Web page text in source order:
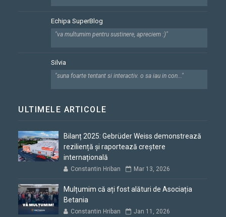
Echipa SuperBlog
"va multumim pentru sustinere, apreciem :)"
Silvia
"suna foarte tentant si interactiv. o sa iau in con..."
ULTIMELE ARTICOLE
Bilanț 2025: Gebrüder Weiss demonstrează
reziliență și raportează creștere
internațională
Constantin Hriban Mar 13, 2026
Mulțumim că ați fost alături de Asociația
Betania
Constantin Hriban Jan 11, 2026